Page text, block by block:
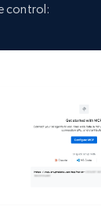
control: